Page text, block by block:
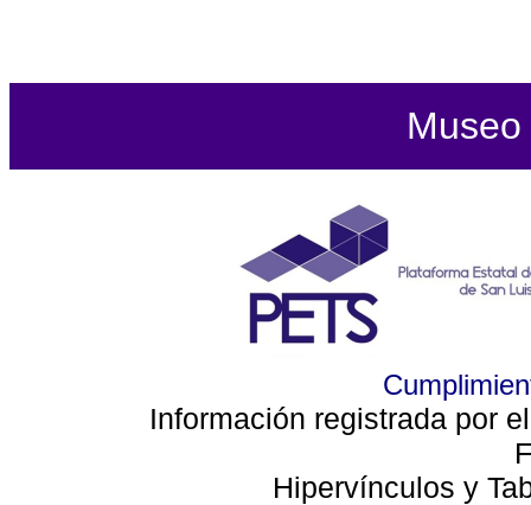
Información registrada por
Hipervínculos y